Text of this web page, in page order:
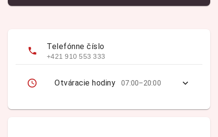
Telefónne číslo
+421 910 553 333
Otváracie hodiny 07:00–20:00